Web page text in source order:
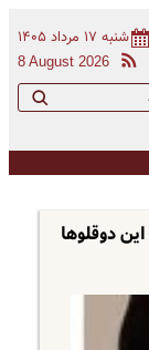
شنبه ۱۷ مرداد ۱۴۰۵
8 August 2026
دوقلوها